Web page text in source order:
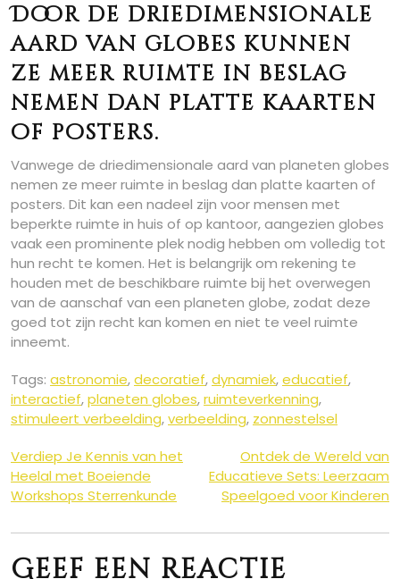
Door de driedimensionale
aard van globes kunnen
ze meer ruimte in beslag
nemen dan platte kaarten
of posters.
Vanwege de driedimensionale aard van planeten globes
nemen ze meer ruimte in beslag dan platte kaarten of
posters. Dit kan een nadeel zijn voor mensen met
beperkte ruimte in huis of op kantoor, aangezien globes
vaak een prominente plek nodig hebben om volledig tot
hun recht te komen. Het is belangrijk om rekening te
houden met de beschikbare ruimte bij het overwegen
van de aanschaf van een planeten globe, zodat deze
goed tot zijn recht kan komen en niet te veel ruimte
inneemt.
Tags: astronomie,decoratief,dynamiek,educatief,
interactief,planeten globes,ruimteverkenning,
stimuleert verbeelding,verbeelding, zonnestelsel
Berichtnavigatie
Verdiep Je Kennis van het
Heelal met Boeiende
Workshops Sterrenkunde
Ontdek de Wereld van
Educatieve Sets: Leerzaam
Speelgoed voor Kinderen
Geef een reactie